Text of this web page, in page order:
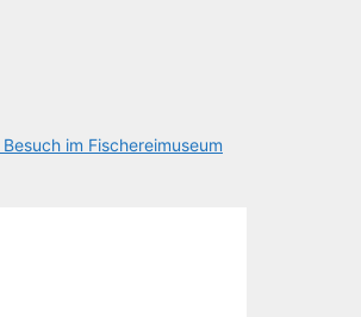
im Fischereimuseum